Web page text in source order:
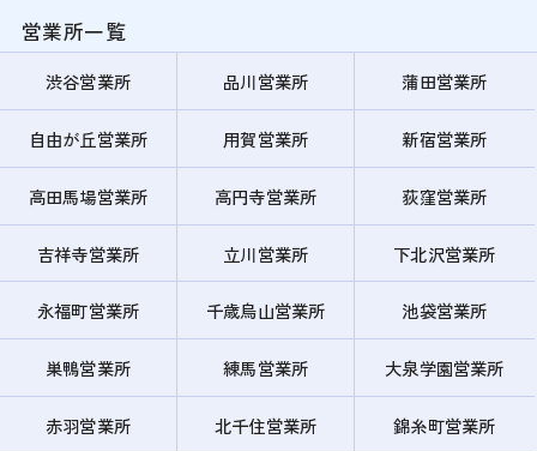
営業所一覧
渋谷営業所 品川営業所 蒲田営業所
自由が丘営業所 用賀営業所 新宿営業所
高田馬場営業所 高円寺営業所 荻窪営業所
吉祥寺営業所 立川営業所 下北沢営業所
永福町営業所 千歳烏山営業所 池袋営業所
巣鴨営業所 練馬営業所 大泉学園営業所
赤羽営業所 北千住営業所 錦糸町営業所